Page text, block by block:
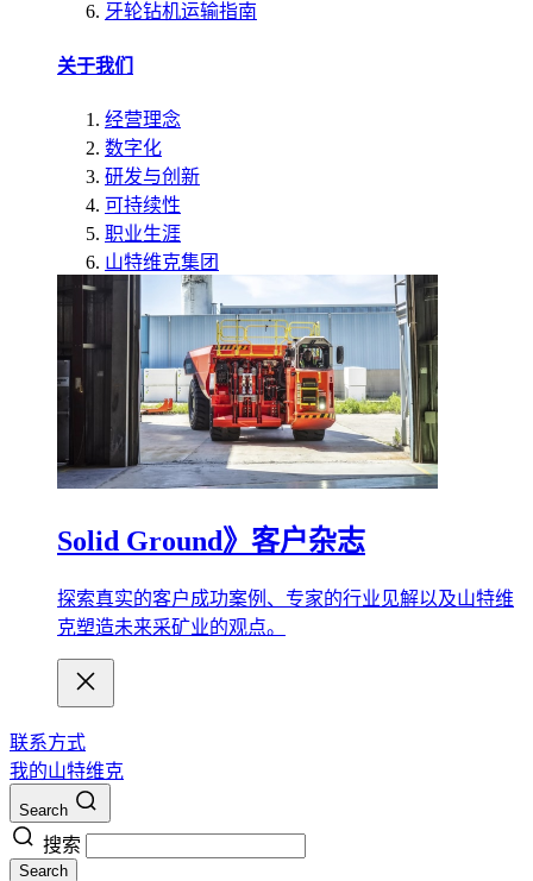
牙轮钻机运输指南
关于我们
经营理念
数字化
研发与创新
可持续性
职业生涯
山特维克集团
Solid Ground》客户杂志
探索真实的客户成功案例、专家的行业见解以及山特维
克塑造未来采矿业的观点。
联系方式
我的山特维克
Search
搜索
Search